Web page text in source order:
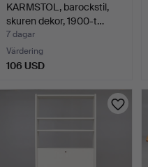
KARMSTOL, barockstil,
skuren dekor, 1900-t…
7 dagar
Värdering
106 USD